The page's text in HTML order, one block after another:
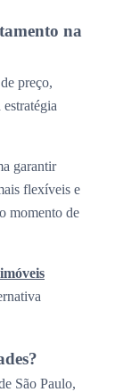
na
preço,
estratégia
garantir
flexíveis e
momento de
imóveis
São Paulo,